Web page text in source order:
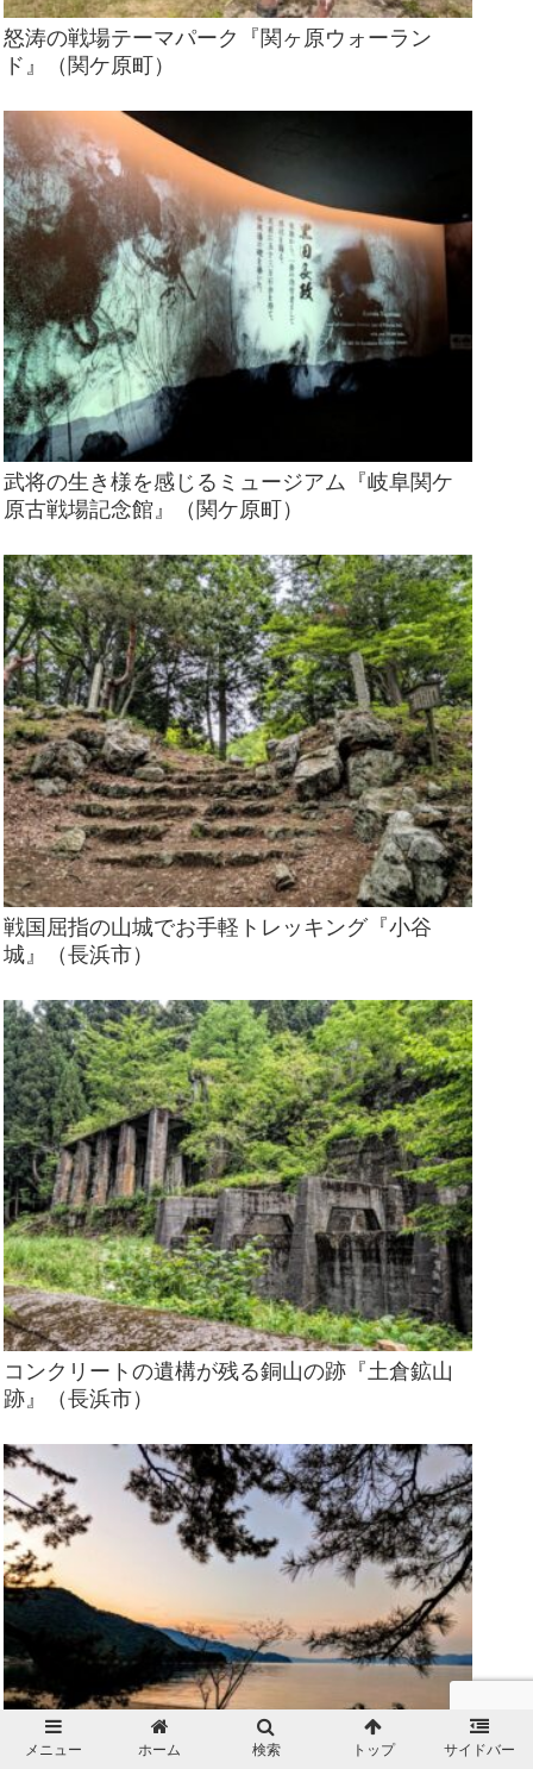
怒涛の戦場テーマパーク『関ヶ原ウォーラン
ド』（関ケ原町）
武将の生き様を感じるミュージアム『岐阜関ケ
原古戦場記念館』（関ケ原町）
戦国屈指の山城でお手軽トレッキング『小谷
城』（長浜市）
コンクリートの遺構が残る銅山の跡『土倉鉱山
跡』（長浜市）
メニュー ホーム 検索 トップ サイドバー